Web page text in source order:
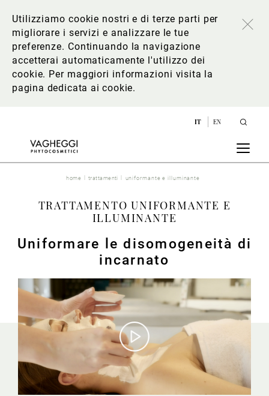
Utilizziamo cookie nostri e di terze parti per
migliorare i servizi e analizzare le tue
preferenze. Continuando la navigazione
accetterai automaticamente l'utilizzo dei
cookie. Per maggiori informazioni visita la
pagina dedicata ai cookie.
IT EN
home trattamenti uniformante e illuminante
TRATTAMENTO UNIFORMANTE E
ILLUMINANTE
Uniformare le disomogeneità di
incarnato